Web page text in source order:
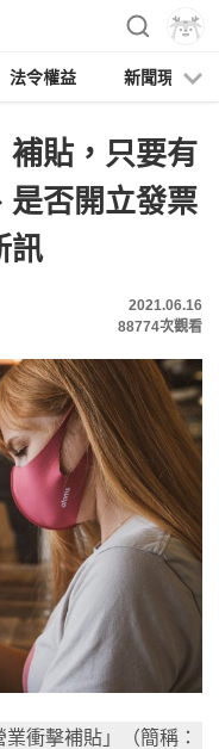
法令權益 新聞現場
補貼，只要有
是否開立發票
訊
2021.06.16
88774次觀看
衝擊補貼」（簡稱：